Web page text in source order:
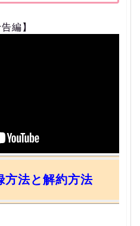
告編】
方法と解約方法